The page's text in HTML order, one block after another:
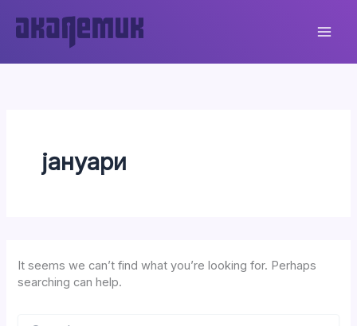
content
јануари
It seems we can’t find what you’re looking for. Perhaps
searching can help.